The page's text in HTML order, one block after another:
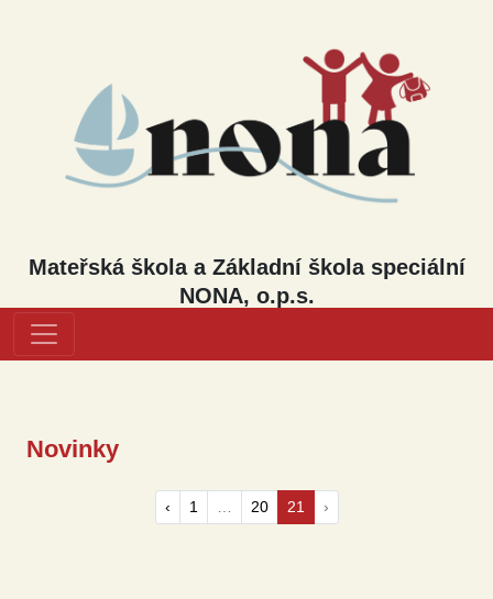
Mateřská škola a Základní škola speciální
NONA, o.p.s.
Novinky
‹ 1 20 21 ›